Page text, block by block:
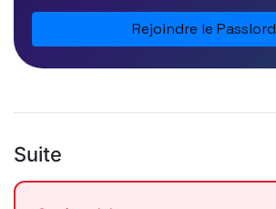
Rejoindre le Passlord
Suite